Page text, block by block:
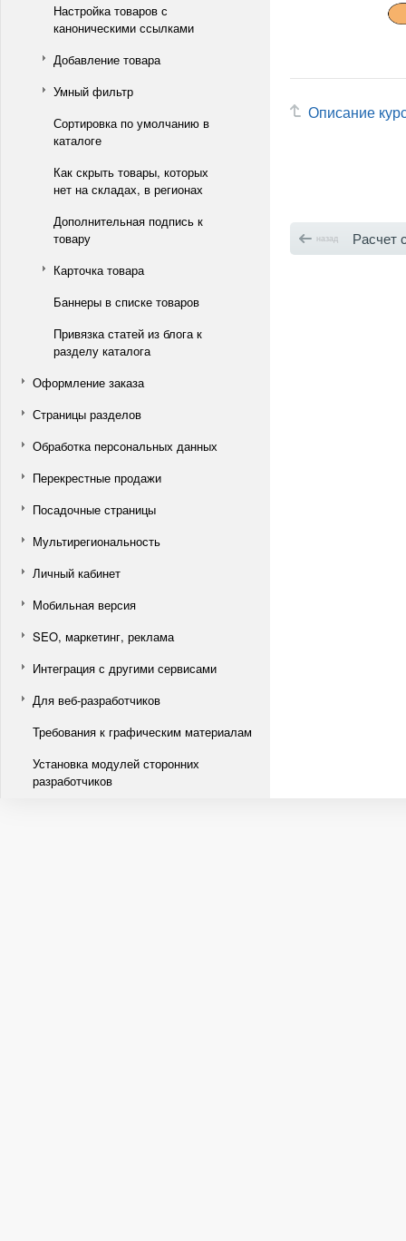
Настройка товаров с
каноническими ссылками
Добавление товара
Умный фильтр
Сортировка по умолчанию в
каталоге
Как скрыть товары, которых
нет на складах, в регионах
Дополнительная подпись к
товару
Карточка товара
Баннеры в списке товаров
Привязка статей из блога к
разделу каталога
Оформление заказа
Страницы разделов
Обработка персональных данных
Перекрестные продажи
Посадочные страницы
Мультирегиональность
Личный кабинет
Мобильная версия
SEO, маркетинг, реклама
Интеграция с другими сервисами
Для веб-разработчиков
Требования к графическим материалам
Установка модулей сторонних
разработчиков
Описание
назад Расчет